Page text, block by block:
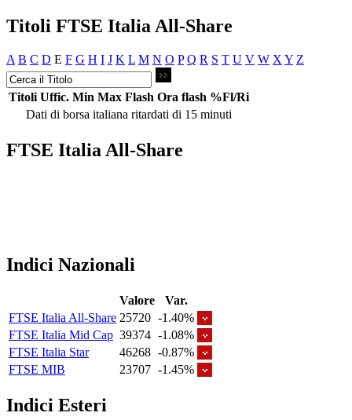
Titoli FTSE Italia All-Share
A B C D E F G H I J K L M N O P Q R S T U V W X Y Z
Titoli Uffic. Min Max Flash Ora flash %Fl/Ri
Dati di borsa italiana ritardati di 15 minuti
FTSE Italia All-Share
Indici Nazionali
Valore
Var.
FTSE Italia All-Share 25720 -1.40%
FTSE Italia Mid Cap 39374 -1.08%
FTSE Italia Star
46268 -0.87%
FTSE MIB
23707 -1.45%
Indici Esteri